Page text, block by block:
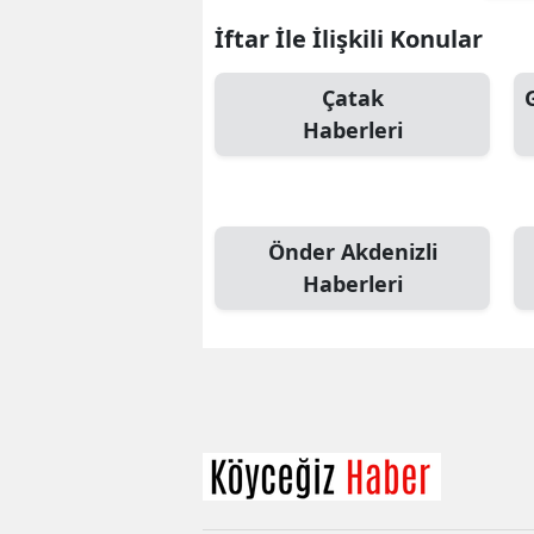
İftar İle İlişkili Konular
Çatak
Haberleri
Önder Akdenizli
Haberleri